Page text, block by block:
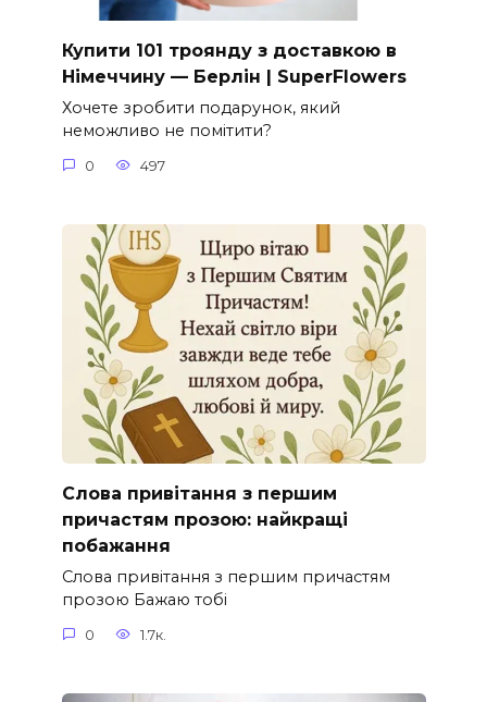
Купити 101 троянду з доставкою в
Німеччину — Берлін | SuperFlowers
Хочете зробити подарунок, який
неможливо не помітити?
0 497
Слова привітання з першим
причастям прозою: найкращі
побажання
Слова привітання з першим причастям
прозою Бажаю тобі
0 1.7к.